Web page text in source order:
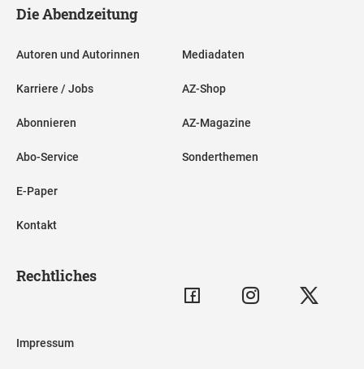
Die Abendzeitung
Autoren und Autorinnen
Karriere / Jobs
Abonnieren
Abo-Service
E-Paper
Kontakt
Mediadaten
AZ-Shop
AZ-Magazine
Sonderthemen
Rechtliches
Impressum